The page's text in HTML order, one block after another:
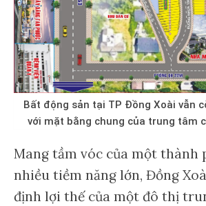
Bất động sản tại TP Đồng Xoài vẫn
với mặt bằng chung của trung tâm
Mang tầm vóc của một thành
nhiều tiềm năng lớn, Đồng
định lợi thế của một đô thị